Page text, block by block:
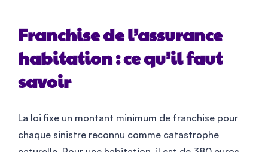
Franchise de l’assurance
habitation : ce qu’il faut
savoir
La loi fixe un montant minimum de franchise pour
chaque sinistre reconnu comme catastrophe